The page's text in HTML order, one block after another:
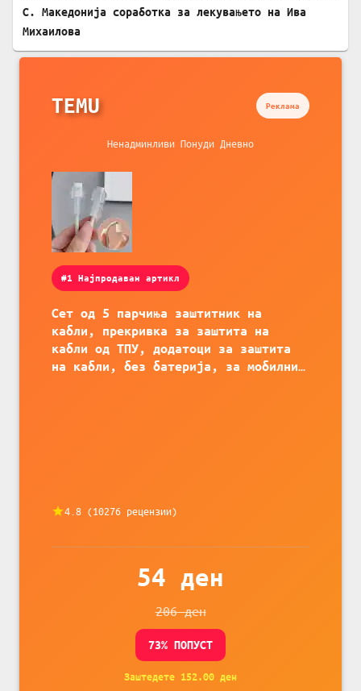
С. Македонија соработка за лекувањето на Ива
Михаилова
TEMU Реклама
Ненадминливи Понуди Дневно
#1 Најпродаван артикл
Сет од 5 парчиња заштитник на
кабли, прекривка за заштита на
кабли од ТПУ, додатоци за заштита
на кабли, без батерија, за мобилни
4.8 (10276 рецензии)
54 ден
206ден
73% ПОПУСТ
Заштедете 152.00 ден